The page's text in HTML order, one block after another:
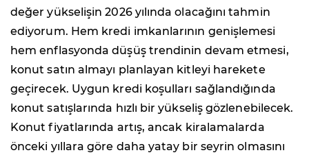
değer yükselişin 2026 yılında olacağını tahmin
ediyorum. Hem kredi imkanlarının genişlemesi
hem enflasyonda düşüş trendinin devam etmesi,
konut satın almayı planlayan kitleyi harekete
geçirecek. Uygun kredi koşulları sağlandığında
konut satışlarında hızlı bir yükseliş gözlenebilecek.
Konut fiyatlarında artış, ancak kiralamalarda
önceki yıllara göre daha yatay bir seyrin olmasını